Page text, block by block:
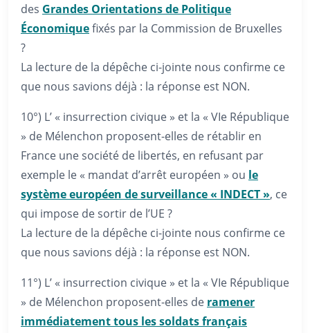
des Grandes Orientations de Politique
Économiquefixés par la Commission de Bruxelles
?
La lecture de la dépêche ci-jointe nous confirme ce
que nous savions déjà : la réponse est NON.
10°) L’ « insurrection civique » et la « VIe République
» de Mélenchon proposent-elles de rétablir en
France une société de libertés, en refusant par
exemple le « mandat d’arrêt européen » ou le
système européen de surveillance « INDECT », ce
qui impose de sortir de l’UE ?
La lecture de la dépêche ci-jointe nous confirme ce
que nous savions déjà : la réponse est NON.
11°) L’ « insurrection civique » et la « VIe République
» de Mélenchon proposent-elles de ramener
immédiatement tous les soldats français